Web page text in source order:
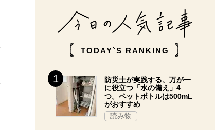
TODAY`S RANKING
防災士が実践する、万が一
に役立つ「水の備え」4
つ。ペットボトルは500mL
がおすすめ
読み物